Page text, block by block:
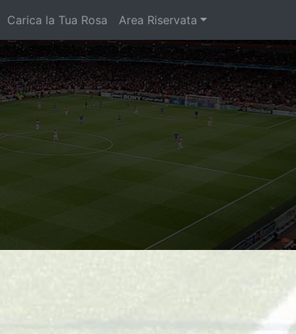
Carica la Tua Rosa Area Riservata